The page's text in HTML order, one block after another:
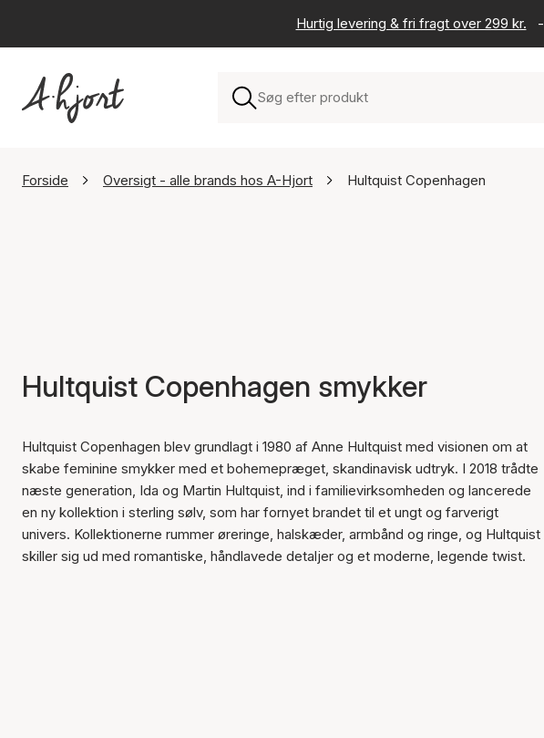
Hurtig levering & fri fragt over 299 kr. -
Forside Oversigt - alle brands hos A-Hjort Hultquist Copenhagen
Hultquist Copenhagen smykker
Hultquist Copenhagen blev grundlagt i 1980 af Anne Hultquist med visionen om at
skabe feminine smykker med et bohemepræget, skandinavisk udtryk. I 2018 trådte
næste generation, Ida og Martin Hultquist, ind i familievirksomheden og lancerede
en ny kollektion i sterling sølv, som har fornyet brandet til et ungt og farverigt
univers. Kollektionerne rummer øreringe, halskæder, armbånd og ringe, og Hultquist
skiller sig ud med romantiske, håndlavede detaljer og et moderne, legende twist.